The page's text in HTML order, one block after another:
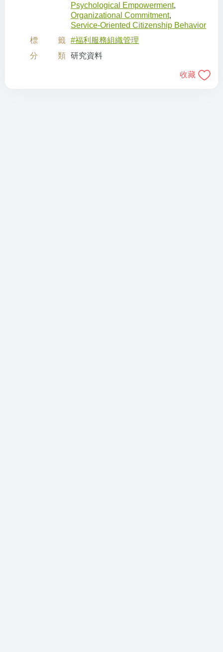
Psychological Empowerment,
Organizational Commitment,
Service-Oriented Citizenship Behavior
標籤
#福利服務組織管理
分類 研究資料
收藏